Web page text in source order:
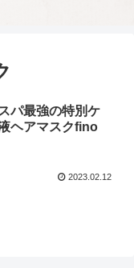
パ最強の特別ケ
ヘアマスクfino
2023.02.12